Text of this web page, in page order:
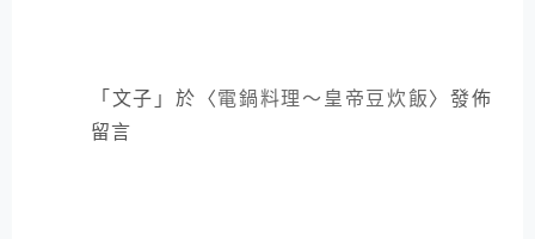
「 文子 」於〈電鍋料理～皇帝豆炊飯〉發佈
留言